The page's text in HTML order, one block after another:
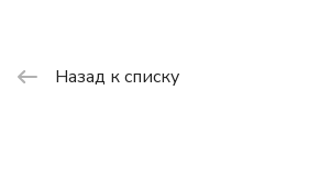
Назад к списку